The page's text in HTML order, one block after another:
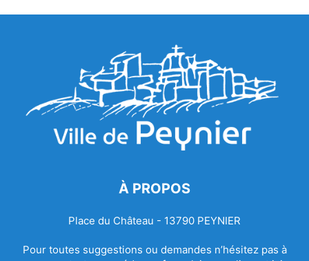
À PROPOS
Place du Château - 13790 PEYNIER
Pour toutes suggestions ou demandes n’hésitez pas à